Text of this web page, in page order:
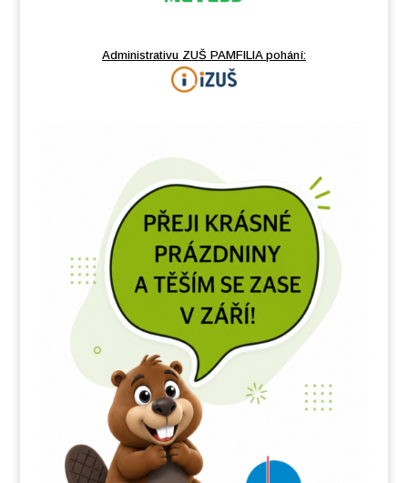
Administrativu ZUŠ PAMFILIA pohání: